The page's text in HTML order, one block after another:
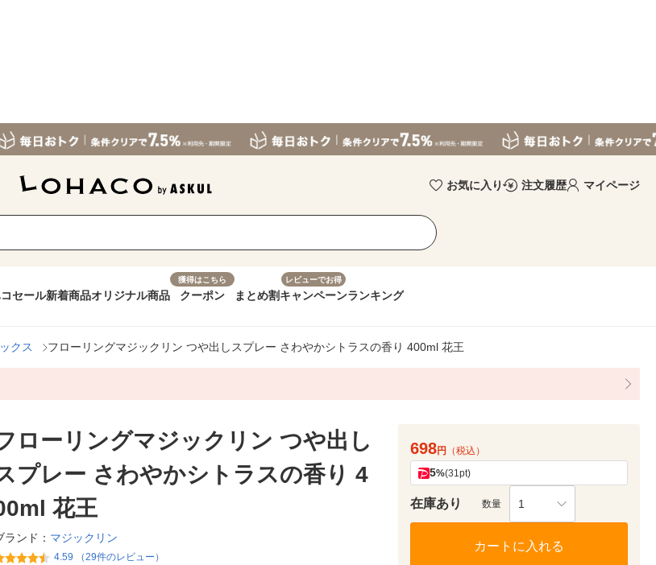
お気に入り 注文履歴 マイページ
セール新着商品オリジナル商品
獲得はこちら
クーポン まとめ割
レビューでお得
キャンペーンランキング
クス フローリングマジックリン つや出しスプレー さわやかシトラスの香り 400ml 花王
ローリングマジックリン つや出し
プレー さわやかシトラスの香り 4
花王
ランド： マジックリン
4.59 （29件のレビュー）
698円 （税込）
5%(31pt)
在庫あり 数量 1
カートに入れる